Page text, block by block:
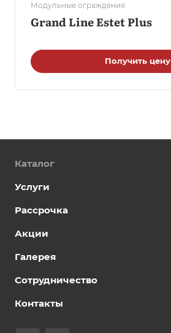
Модульные ограждения
Grand Line Estet Plus
Получить цену
Каталог
Услуги
Рассрочка
Акции
Галерея
Сотрудничество
Контакты